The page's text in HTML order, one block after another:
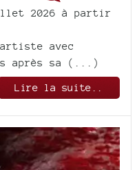
2026 à partir
avec
après sa (...)
Lire la suite..